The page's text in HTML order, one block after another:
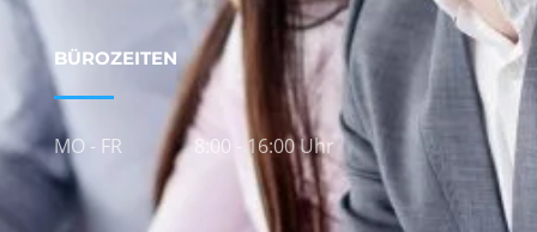
BÜROZEITEN
MO - FR 8:00 - 16:00 Uhr